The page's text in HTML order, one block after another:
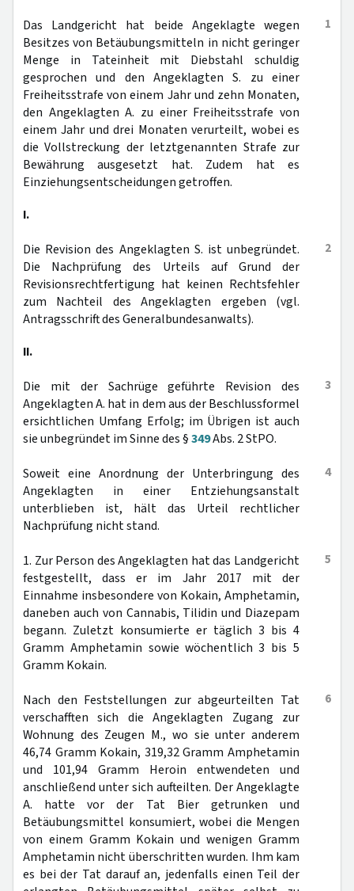
1
Das Landgericht hat beide Angeklagte wegen
Besitzes von Betäubungsmitteln in nicht geringer
Menge in Tateinheit mit Diebstahl schuldig
gesprochen und den Angeklagten S. zu einer
Freiheitsstrafe von einem Jahr und zehn Monaten,
den Angeklagten A. zu einer Freiheitsstrafe von
einem Jahr und drei Monaten verurteilt, wobei es
die Vollstreckung der letztgenannten Strafe zur
Bewährung ausgesetzt hat. Zudem hat es
Einziehungsentscheidungen getroffen.
I.
2
Die Revision des Angeklagten S. ist unbegründet.
Die Nachprüfung des Urteils auf Grund der
Revisionsrechtfertigung hat keinen Rechtsfehler
zum Nachteil des Angeklagten ergeben (vgl.
Antragsschrift des Generalbundesanwalts).
II.
3
Die mit der Sachrüge geführte Revision des
Angeklagten A. hat in dem aus der Beschlussformel
ersichtlichen Umfang Erfolg; im Übrigen ist auch
sie unbegründet im Sinne des §349Abs. 2 StPO.
4
Soweit eine Anordnung der Unterbringung des
Angeklagten in einer Entziehungsanstalt
unterblieben ist, hält das Urteil rechtlicher
Nachprüfung nicht stand.
5
1. Zur Person des Angeklagten hat das Landgericht
festgestellt, dass er im Jahr 2017 mit der
Einnahme insbesondere von Kokain, Amphetamin,
daneben auch von Cannabis, Tilidin und Diazepam
begann. Zuletzt konsumierte er täglich 3 bis 4
Gramm Amphetamin sowie wöchentlich 3 bis 5
Gramm Kokain.
6
Nach den Feststellungen zur abgeurteilten Tat
verschafften sich die Angeklagten Zugang zur
Wohnung des Zeugen M., wo sie unter anderem
46,74 Gramm Kokain, 319,32 Gramm Amphetamin
und 101,94 Gramm Heroin entwendeten und
anschließend unter sich aufteilten. Der Angeklagte
A. hatte vor der Tat Bier getrunken und
Betäubungsmittel konsumiert, wobei die Mengen
von einem Gramm Kokain und wenigen Gramm
Amphetamin nicht überschritten wurden. Ihm kam
es bei der Tat darauf an, jedenfalls einen Teil der